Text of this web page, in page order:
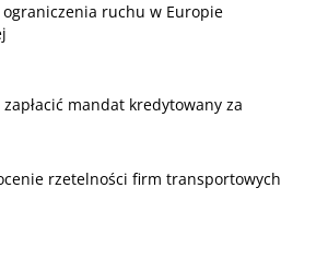
ograniczenia ruchu w Europie
zapłacić mandat kredytowany za
rzetelności firm transportowych